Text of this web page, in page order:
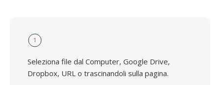
1
Seleziona file dal Computer, Google Drive,
Dropbox, URL o trascinandoli sulla pagina.